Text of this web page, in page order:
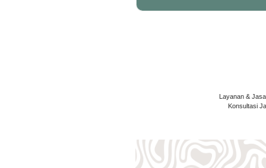
Layanan &
Konsultasi